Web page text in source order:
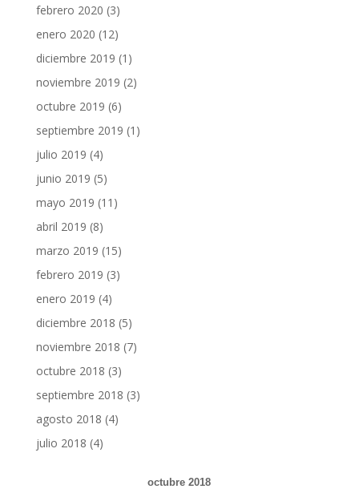
febrero 2020 (3)
enero 2020 (12)
diciembre 2019 (1)
noviembre 2019 (2)
octubre 2019 (6)
septiembre 2019 (1)
julio 2019 (4)
junio 2019 (5)
mayo 2019 (11)
abril 2019 (8)
marzo 2019 (15)
febrero 2019 (3)
enero 2019 (4)
diciembre 2018 (5)
noviembre 2018 (7)
octubre 2018 (3)
septiembre 2018 (3)
agosto 2018 (4)
julio 2018 (4)
octubre 2018